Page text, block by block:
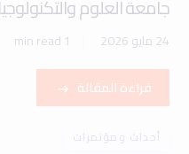
جامعة العلوم والتكنولوجيا
24 مايو 2026 1 min read
قراءة المقالة
أحداث ومؤتمرات